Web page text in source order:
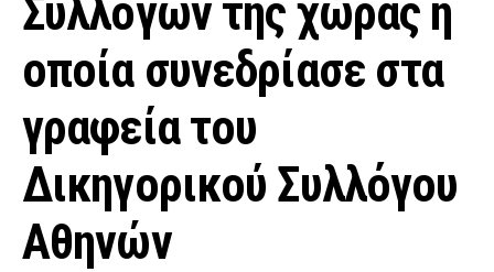
Συλλόγων της χώρας η
οποία συνεδρίασε στα
γραφεία του
Δικηγορικού Συλλόγου
Αθηνών